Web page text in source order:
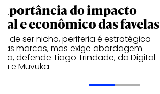
do impacto
e econômico das favelas
de ser nicho, periferia é estratégica
as marcas, mas exige abordagem
defende Tiago Trindade, da Digital
e Muvuka